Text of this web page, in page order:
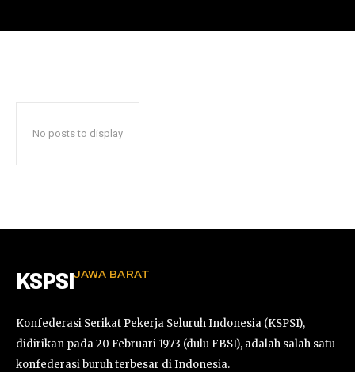
No posts to display
KSPSI JAWA BARAT
Konfederasi Serikat Pekerja Seluruh Indonesia (KSPSI),
didirikan pada 20 Februari 1973 (dulu FBSI), adalah salah satu
konfederasi buruh terbesar di Indonesia.